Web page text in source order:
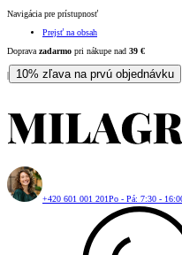
Navigácia pre prístupnosť
Prejsť na obsah
Doprava zadarmo pri nákupe nad 39 €
| 10% zľava na prvú objednávku
+420 601 001 201Po - Pá: 7:30 -